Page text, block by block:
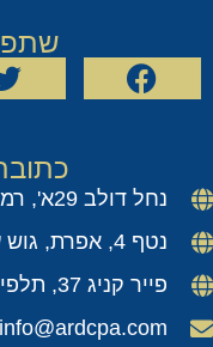
נחל דולב 29א', רמת בית שמש
נטף 4, אפרת, גוש עציון
פייר קניג 37, תלפיות, ירושלים
info@ardcpa.com